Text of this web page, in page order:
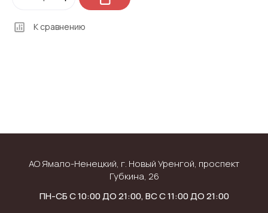
К сравнению
АО Ямало-Ненецкий, г. Новый Уренгой, проспект
Губкина, 26
ПН-СБ С 10:00 ДО 21:00, ВС С 11:00 ДО 21:00